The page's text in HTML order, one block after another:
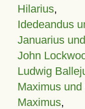
Hilarius,
Idedeandus
Januarius
John
Ludwig
Maximus
Maximus,